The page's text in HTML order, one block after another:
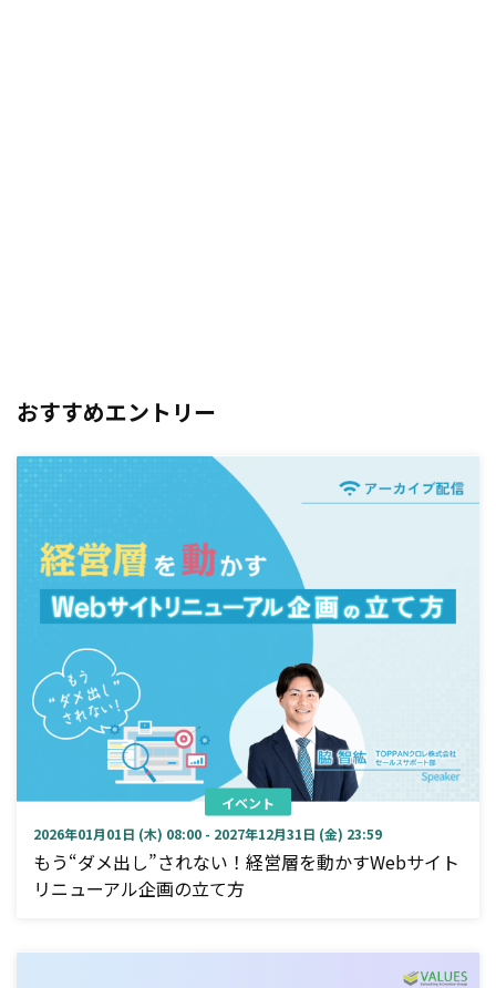
おすすめエントリー
イベント
2026年01月01日 (木) 08:00 - 2027年12月31日 (金) 23:59
もう“ダメ出し”されない！経営層を動かすWebサイト
リニューアル企画の立て方